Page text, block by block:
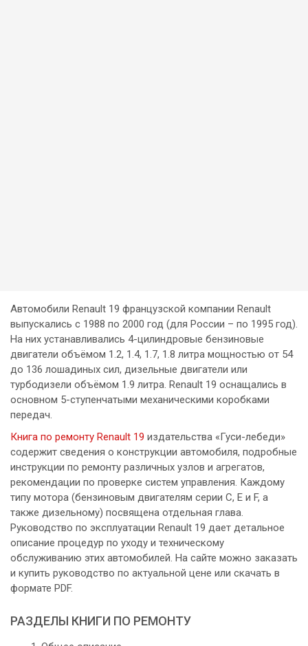
Автомобили Renault 19 французской компании Renault
выпускались с 1988 по 2000 год (для России – по 1995 год).
На них устанавливались 4-цилиндровые бензиновые
двигатели объёмом 1.2, 1.4, 1.7, 1.8 литра мощностью от 54
до 136 лошадиных сил, дизельные двигатели или
турбодизели объёмом 1.9 литра. Renault 19 оснащались в
основном 5-ступенчатыми механическими коробками
передач.
Книга по ремонту Renault 19 издательства «Гуси-лебеди»
содержит сведения о конструкции автомобиля, подробные
инструкции по ремонту различных узлов и агрегатов,
рекомендации по проверке систем управления. Каждому
типу мотора (бензиновым двигателям серии C, E и F, а
также дизельному) посвящена отдельная глава.
Руководство по эксплуатации Renault 19 дает детальное
описание процедур по уходу и техническому
обслуживанию этих автомобилей. На сайте можно заказать
и купить руководство по актуальной цене или скачать в
формате PDF.
РАЗДЕЛЫ КНИГИ ПО РЕМОНТУ